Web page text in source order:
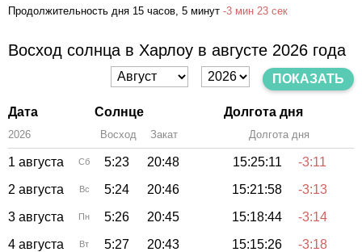
Продолжительность дня 15 часов, 5 минут -3 мин 23 сек
Восход солнца в Харлоу в августе 2026 года
ПОКАЗАТЬ
Дата Солнце Долгота дня
2026 Восход Закат Долгота дня
1 августа Сб 5:23 20:48 15:25:11
-3:11
2 августа
Вс 5:24 20:46 15:21:58
-3:13
3 августа
Пн 5:26 20:45 15:18:44
-3:14
4 августа
Вт 5:27 20:43 15:15:26
-3:18